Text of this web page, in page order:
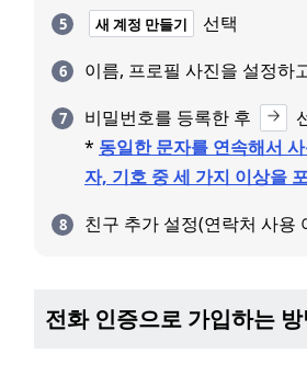
새 계정 만들기
선택
이름, 프로필 사진을 설정하
비밀번호를 등록한 후
* 동일한 문자를 연속해서
자, 기호 중 세 가지 이상을
친구 추가 설정(연락처 사용
전화 인증으로 가입하는 방